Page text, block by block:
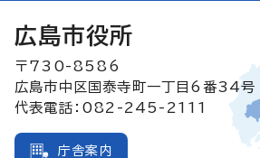
広島市役所
〒730-8586
広島市中区国泰寺町一丁目6番34号
代表電話：082-245-2111
庁舎案内